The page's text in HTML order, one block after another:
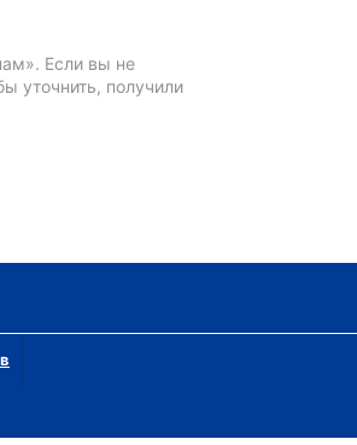
Если вы не
уточнить, получили